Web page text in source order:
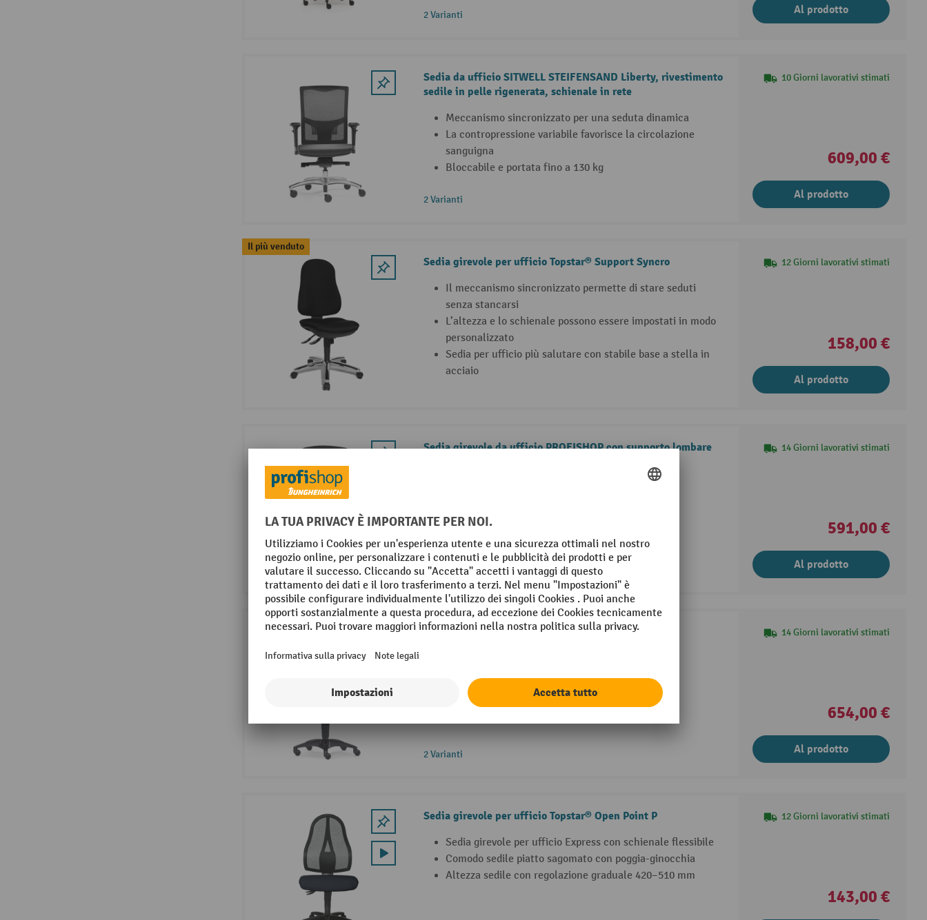
2 Varianti Al prodotto
Sedia da ufficio SITWELL STEIFENSAND Liberty, rivestimento
sedile in pelle rigenerata, schienale in rete
Meccanismo sincronizzato per una seduta dinamica
La contropressione variabile favorisce la circolazione
sanguigna
Bloccabile e portata fino a 130 kg
2 Varianti
10 Giorni lavorativi stimati
609,00 €
Al prodotto
Il più venduto
Sedia girevole per ufficio Topstar® Support Syncro
Il meccanismo sincronizzato permette di stare seduti
senza stancarsi
L’altezza e lo schienale possono essere impostati in modo
personalizzato
Sedia per ufficio più salutare con stabile base a stella in
acciaio
12 Giorni lavorativi stimati
158,00 €
Al prodotto
Sedia girevole da ufficio PROFISHOP con supporto lombare
3 Varianti
14 Giorni lavorativi stimati
591,00 €
Al prodotto
Sedia girevole da ufficio Cube
Robusta base a razze in materiale plastico, opaca
2 Varianti
14 Giorni lavorativi stimati
654,00 €
Al prodotto
Sedia girevole per ufficio Topstar® Open Point P
Sedia girevole per ufficio Express con schienale flessibile
Comodo sedile piatto sagomato con poggia-ginocchia
Altezza sedile con regolazione graduale 420–510 mm
12 Giorni lavorativi stimati
143,00 €